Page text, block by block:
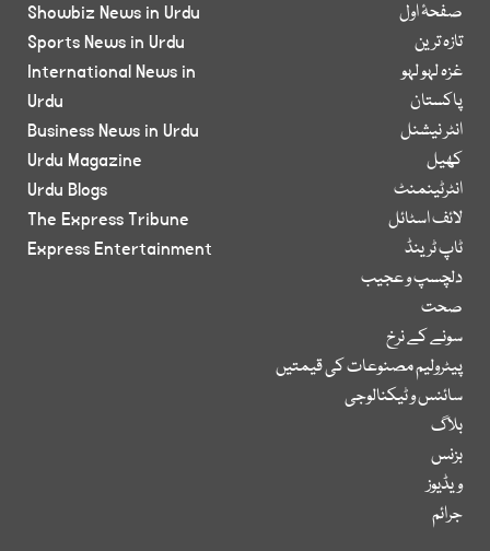
صفحۂ اول
تازہ ترین
غزہ لہو لہو
پاکستان
انٹر نیشنل
کھیل
انٹرٹینمنٹ
لائف اسٹائل
ٹاپ ٹرینڈ
دلچسپ و عجیب
صحت
سونے کے نرخ
پیٹرولیم مصنوعات کی قیمتیں
سائنس و ٹیکنالوجی
بلاگ
بزنس
ویڈیوز
جرائم
Showbiz News in Urdu
Sports News in Urdu
International News in
Urdu
Business News in Urdu
Urdu Magazine
Urdu Blogs
The Express Tribune
Express Entertainment